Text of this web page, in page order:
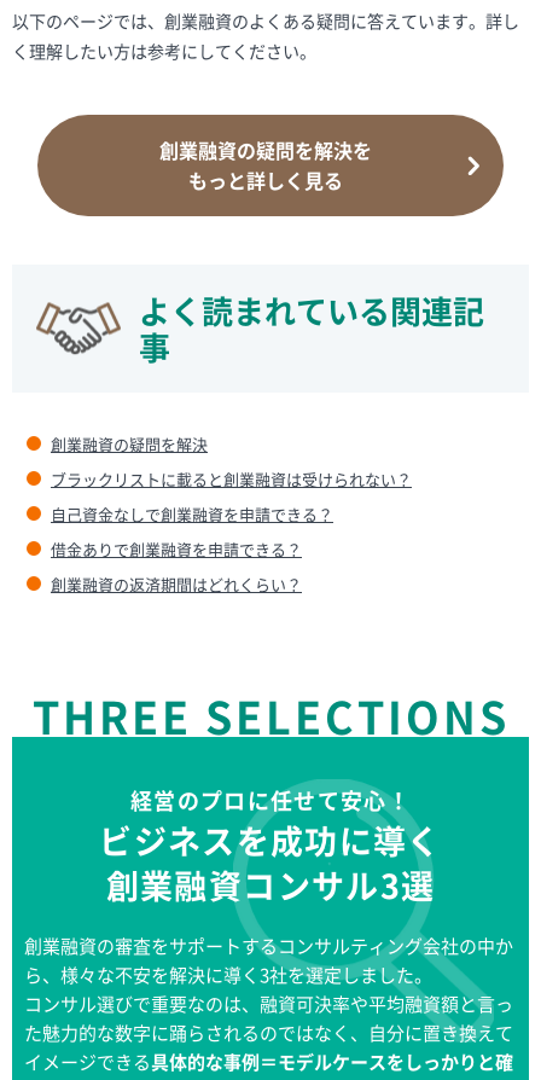
以下のページでは、創業融資のよくある疑問に答えています。詳し
く理解したい方は参考にしてください。
創業融資の疑問を解決を
もっと詳しく見る
よく読まれている関連記
事
創業融資の疑問を解決
ブラックリストに載ると創業融資は受けられない？
自己資金なしで創業融資を申請できる？
借金ありで創業融資を申請できる？
創業融資の返済期間はどれくらい？
THREE SELECTIONS
経営のプロに任せて安心！
ビジネスを成功に導く
創業融資コンサル3選
創業融資の審査をサポートするコンサルティング会社の中か
ら、様々な不安を解決に導く3社を選定しました。
コンサル選びで重要なのは、融資可決率や平均融資額と言っ
た魅力的な数字に踊らされるのではなく、自分に置き換えて
イメージできる具体的な事例＝モデルケースをしっかりと確